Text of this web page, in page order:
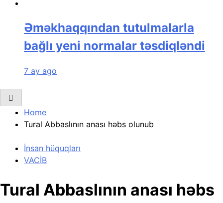
Əməkhaqqından tutulmalarla
bağlı yeni normalar təsdiqləndi
7 ay ago
Home
Tural Abbaslının anası həbs olunub
İnsan hüquqları
VACİB
Tural Abbaslının anası həbs